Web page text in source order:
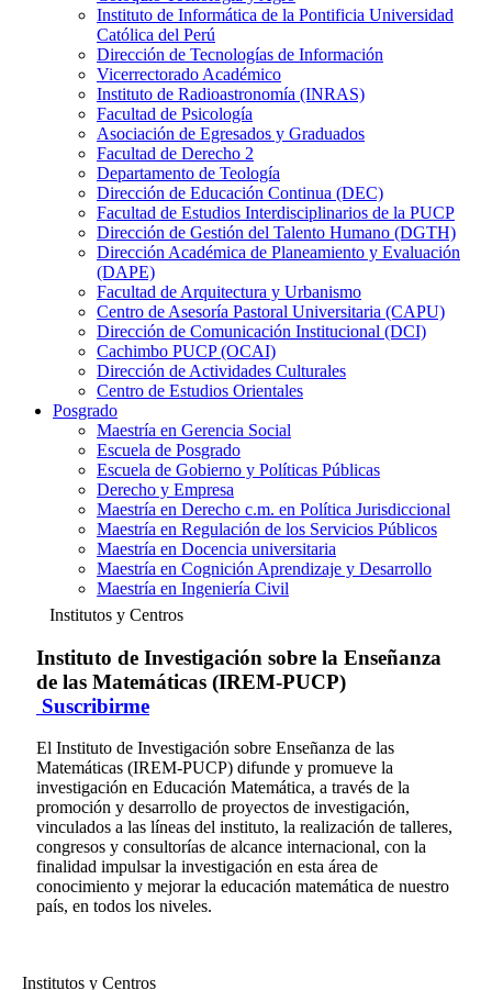
Instituto de Informática de la Pontificia Universidad
Católica del Perú
Dirección de Tecnologías de Información
Vicerrectorado Académico
Instituto de Radioastronomía (INRAS)
Facultad de Psicología
Asociación de Egresados y Graduados
Facultad de Derecho 2
Departamento de Teología
Dirección de Educación Continua (DEC)
Facultad de Estudios Interdisciplinarios de la PUCP
Dirección de Gestión del Talento Humano (DGTH)
Dirección Académica de Planeamiento y Evaluación
(DAPE)
Facultad de Arquitectura y Urbanismo
Centro de Asesoría Pastoral Universitaria (CAPU)
Dirección de Comunicación Institucional (DCI)
Cachimbo PUCP (OCAI)
Dirección de Actividades Culturales
Centro de Estudios Orientales
Posgrado
Maestría en Gerencia Social
Escuela de Posgrado
Escuela de Gobierno y Políticas Públicas
Derecho y Empresa
Maestría en Derecho c.m. en Política Jurisdiccional
Maestría en Regulación de los Servicios Públicos
Maestría en Docencia universitaria
Maestría en Cognición Aprendizaje y Desarrollo
Maestría en Ingeniería Civil
Institutos y Centros
Instituto de Investigación sobre la Enseñanza
de las Matemáticas (IREM-PUCP)
Suscribirme
El Instituto de Investigación sobre Enseñanza de las
Matemáticas (IREM-PUCP) difunde y promueve la
investigación en Educación Matemática, a través de la
promoción y desarrollo de proyectos de investigación,
vinculados a las líneas del instituto, la realización de talleres,
congresos y consultorías de alcance internacional, con la
finalidad impulsar la investigación en esta área de
conocimiento y mejorar la educación matemática de nuestro
país, en todos los niveles.
Institutos y Centros